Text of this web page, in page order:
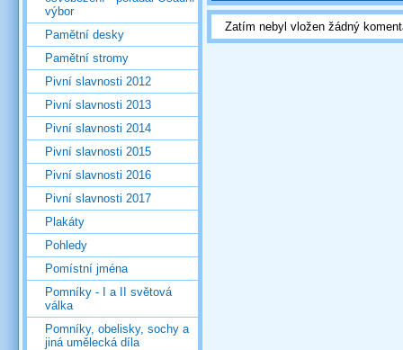
Zatím nebyl vložen žádný
výbor
Pamětní desky
Pamětní stromy
Pivní slavnosti 2012
Pivní slavnosti 2013
Pivní slavnosti 2014
Pivní slavnosti 2015
Pivní slavnosti 2016
Pivní slavnosti 2017
Plakáty
Pohledy
Pomístní jména
Pomníky - I a II světová
válka
Pomníky, obelisky, sochy a
jiná umělecká díla